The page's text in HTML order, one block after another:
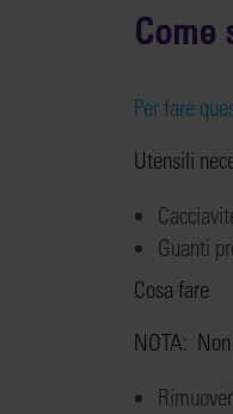
Come
Per fare
Utensili
Guanti
Cosa fare
NOTA: